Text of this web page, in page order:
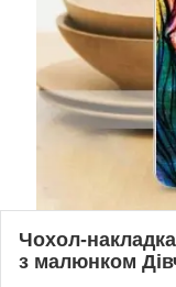
Чохол-
з малюнком